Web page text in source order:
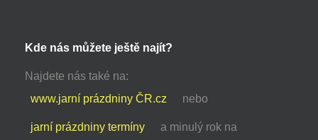
Kde nás můžete ještě najít?
Najdete nás také na:
www.jarní prázdniny ČR.cz
nebo
jarní prázdniny termíny a minulý rok na